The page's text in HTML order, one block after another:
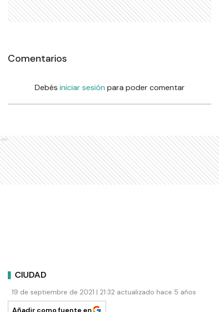
Comentarios
Debés iniciar sesión para poder comentar
Ads
CIUDAD
19 de septiembre de 2021 | 21:32 actualizado hace 5 años
Añadir como fuente en